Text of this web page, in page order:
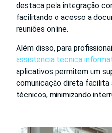
destaca pela integração
facilitando o acesso a
reuniões online.
Além disso, para
assistência técnica
aplicativos permitem um
comunicação direta facilita
técnicos, minimizando